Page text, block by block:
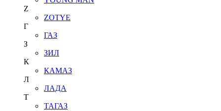
Z
ZOTYE
Г
ГАЗ
З
ЗИЛ
К
КАМАЗ
Л
ЛАДА
Т
ТАГАЗ